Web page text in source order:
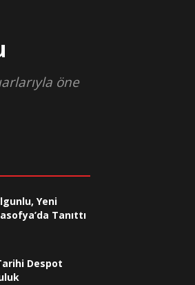
öne
Yeni
Tanıttı
Despot